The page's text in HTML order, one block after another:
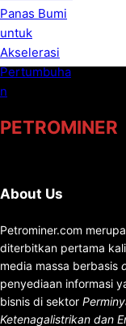
PETROMINER
About Us
Petrominer.com
diterbitkan pertama
media massa berbasis
penyediaan informasi
bisnis di sektor
Ketenagalistrikan dan